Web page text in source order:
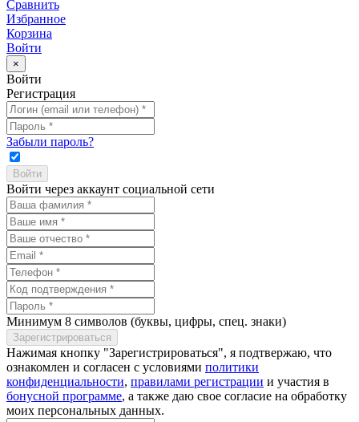
Сравнить
Избранное
Корзина
Войти
×
Войти
Регистрация
Забыли пароль?
Войти через аккаунт социальной сети
Минимум 8 символов (буквы, цифры, спец. знаки)
Нажимая кнопку "Зарегистрироваться", я подтвержаю, что
ознакомлен и согласен с условиями политики
конфиденциальности, правилами регистрации и участия в
бонусной программе, а также даю свое согласие на обработку
моих персональных данных.